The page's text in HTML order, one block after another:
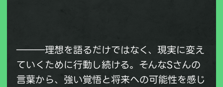
―――理想を語るだけではなく、現実に変え
ていくために行動し続ける。そんなSさんの
言葉から、強い覚悟と将来への可能性を感じ